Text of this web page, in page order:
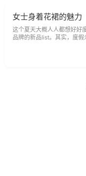
女士身着花裙的魅力
这个夏天大概人人都想好好
品牌的新品list。其实，度